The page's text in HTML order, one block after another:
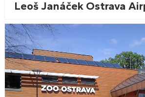
Leoš Janáček Ostrava